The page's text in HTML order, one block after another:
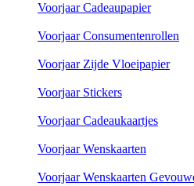
Voorjaar Cadeaupapier
Voorjaar Consumentenrollen
Voorjaar Zijde Vloeipapier
Voorjaar Stickers
Voorjaar Cadeaukaartjes
Voorjaar Wenskaarten
Voorjaar Wenskaarten